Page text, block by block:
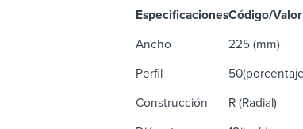
EspecificacionesCódigo/Valor
Ancho 225 (mm)
Perfil
Construcción R (Radial)